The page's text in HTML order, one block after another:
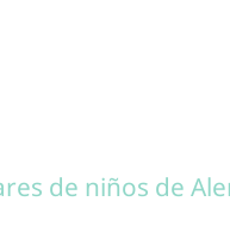
de niños de